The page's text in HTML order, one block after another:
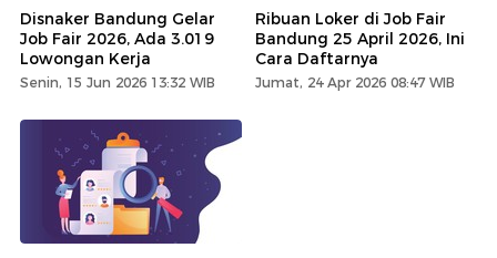
Disnaker Bandung Gelar
Job Fair 2026, Ada 3.019
Lowongan Kerja
Senin, 15 Jun 2026 13:32 WIB
Ribuan Loker di Job Fair
Bandung 25 April 2026, Ini
Cara Daftarnya
Jumat, 24 Apr 2026 08:47 WIB